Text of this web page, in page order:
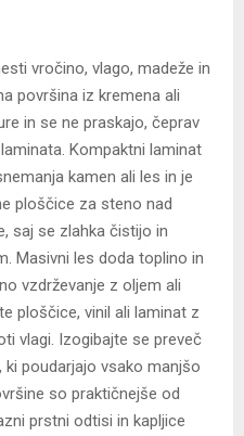
vročino, vlago, madeže in
površina iz kremena ali
in se ne praskajo, čeprav
Kompaktni laminat
kamen ali les in je
ploščice za steno nad
saj se zlahka čistijo in
Masivni les doda toplino in
vzdrževanje z oljem ali
ploščice, vinil ali laminat z
vlagi. Izogibajte se preveč
poudarjajo vsako manjšo
so praktičnejše od
prstni odtisi in kapljice